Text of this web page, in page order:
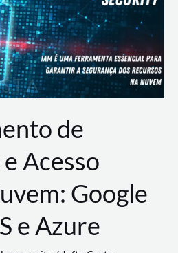
de
Acesso
Google
e Azure